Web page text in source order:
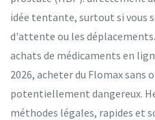
idée tentante, surtout si vous
d'attente ou les
achats de médicaments en
2026, acheter du Flomax sans
potentiellement dangereux.
méthodes légales, rapides et